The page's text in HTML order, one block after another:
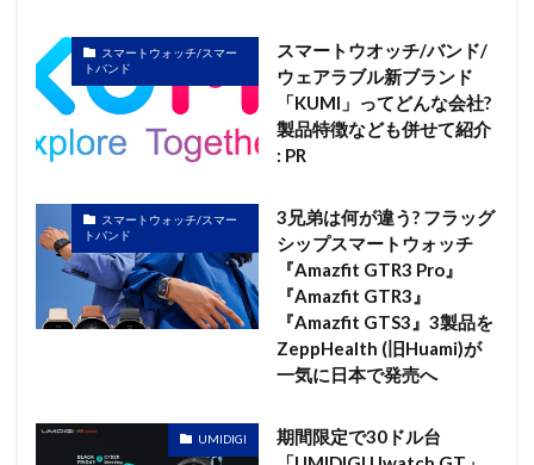
スマートウォッチ/スマー
トバンド
スマートウオッチ/バンド/
ウェアラブル新ブランド
「KUMI」ってどんな会社?
製品特徴なども併せて紹介
: PR
スマートウォッチ/スマー
トバンド
3兄弟は何が違う? フラッグ
シップスマートウォッチ
『Amazfit GTR3 Pro』
『Amazfit GTR3』
『Amazfit GTS3』3製品を
ZeppHealth (旧Huami)が
一気に日本で発売へ
UMIDIGI
期間限定で30ドル台